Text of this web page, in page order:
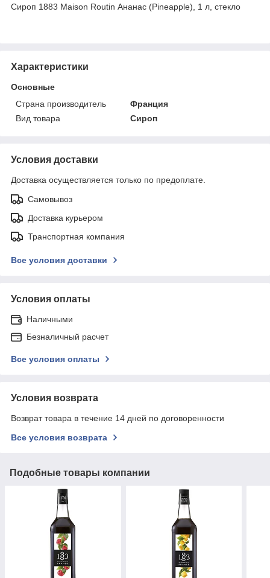
Сироп 1883 Maison Routin Ананас (Pineapple), 1 л, стекло
Характеристики
Основные
Страна производитель
Франция
Вид товара
Сироп
Условия доставки
Доставка осуществляется только по предоплате.
Самовывоз
Доставка курьером
Транспортная компания
Все условия доставки
Условия оплаты
Наличными
Безналичный расчет
Все условия оплаты
Условия возврата
Возврат товара в течение 14 дней по договоренности
Все условия возврата
Подобные товары компании